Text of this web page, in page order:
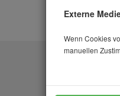
Externe
Wenn Cookies
manuellen